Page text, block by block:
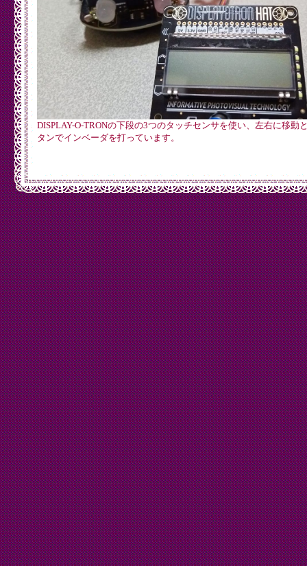
DISPLAY-O-TRONの下段の3つのタッチセンサを使い、左右に移動
タンでインベーダを打っています。